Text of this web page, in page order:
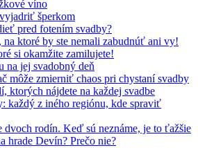
víno
šperkom
pred fotením svadby?
na ktoré by ste nemali zabudnúť ani vy!
si okamžite zamilujete!
na jej svadobný deň
môže zmierniť chaos pri chystaní svadby
ktorých nájdete na každej svadbe
každý z iného regiónu, kde spraviť
dvoch rodín. Keď sú neznáme, je to ťažšie
hrade Devín? Prečo nie?